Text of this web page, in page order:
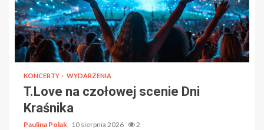
KONCERTY WYDARZENIA
T.Love na czołowej scenie Dni
Kraśnika
Paulina Polak 10 sierpnia 2026 2